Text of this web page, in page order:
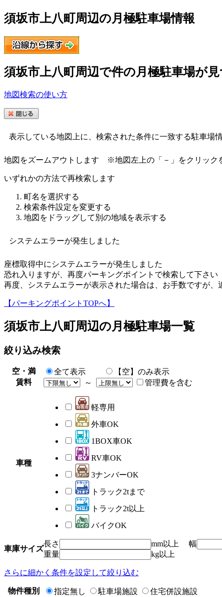
須坂市上八町周辺の月極駐車場情報
須坂市上八町周辺で件の月極駐車場が
地図検索の使い方
表示している地図上に、検索された条件に一致する駐車場
地図をズームアウトします ※地図左上の「－」をクリック
いずれかの方法で再検索します
町名を選択する
検索条件設定を変更する
地図をドラッグして別の地域を表示する
システムエラーが発生しました
座標取得中にシステムエラーが発生しました
恐れ入りますが、再度パーキングポイントで検索して下さい
再度、システムエラーが表示された場合は、お手数ですが
【パーキングポイントTOPへ】
須坂市上八町 周辺の月極駐車場一覧
絞り込み検索
空・満 全て表示
【空】のみ表示
賃料
～ 管理費を含む
車種
軽専用
外車OK
1BOX車OK
RV車OK
3ナンバーOK
トラック2tまで
トラック2t以上
バイクOK
車庫サイズ
長さ mm以上 幅
重量
kg以上
さらに細かく条件を設定して絞り込む
物件種別 指定無し 駐車場施設
住宅併設施設